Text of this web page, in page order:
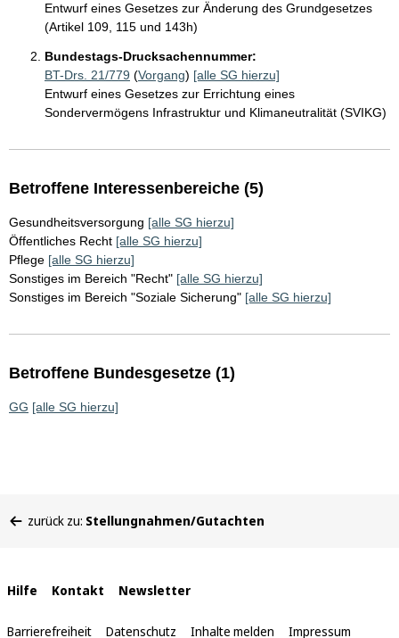
Entwurf eines Gesetzes zur Änderung des Grundgesetzes
(Artikel 109, 115 und 143h)
Bundestags-Drucksachennummer:
BT-Drs. 21/779 (Vorgang) [alle SG hierzu]
Entwurf eines Gesetzes zur Errichtung eines
Sondervermögens Infrastruktur und Klimaneutralität (SVIKG)
Betroffene Interessenbereiche (5)
Gesundheitsversorgung [alle SG hierzu]
Öffentliches Recht [alle SG hierzu]
Pflege [alle SG hierzu]
Sonstiges im Bereich "Recht" [alle SG hierzu]
Sonstiges im Bereich "Soziale Sicherung" [alle SG hierzu]
Betroffene Bundesgesetze (1)
GG [alle SG hierzu]
befinden
zurück zu: Stellungnahmen/Gutachten
Interne
Links
Hilfe Kontakt Newsletter
Barrierefreiheit Datenschutz Inhalte melden Impressum